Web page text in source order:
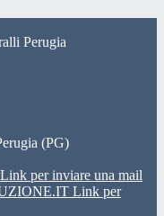
Perugia
(PG)
Link per inviare una mail
Link per